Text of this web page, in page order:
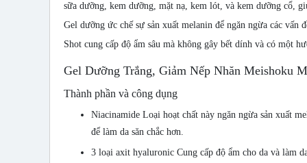
sữa dưỡng, kem dưỡng, mặt nạ, kem lót, và kem dưỡng cổ,
Gel dưỡng ức chế sự sản xuất melanin để ngăn ngừa các
Shot cung cấp độ ẩm sâu mà không gây bết dính và có một
Gel Dưỡng Trắng, Giảm Nếp Nhăn Meishoku
Thành phần và công dụng
Niacinamide Loại hoạt chất này ngăn ngừa sản xuất
để làm da săn chắc hơn.
3 loại axit hyaluronic Cung cấp độ ẩm cho da và làm